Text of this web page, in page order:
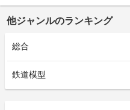
他ジャンルのランキング
総合
鉄道模型